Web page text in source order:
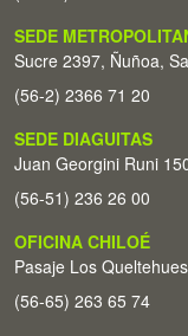
SEDE
Sucre 2397, Ñuñoa,
(56-2) 2366 71 20
SEDE DIAGUITAS
Juan Georgini Runi
(56-51) 236 26 00
OFICINA CHILOÉ
Pasaje Los
(56-65) 263 65 74